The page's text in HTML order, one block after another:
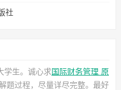
社
学生。诚心求 国际财务管理 原
题过程，尽量详尽完整。最好